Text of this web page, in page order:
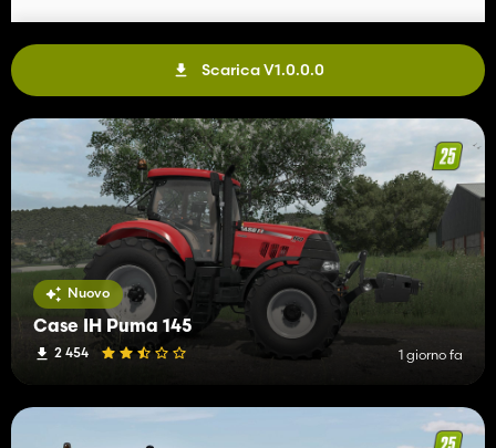
Scarica V1.0.0.0
Nuovo
Case IH Puma 145
2 454 1 giorno fa